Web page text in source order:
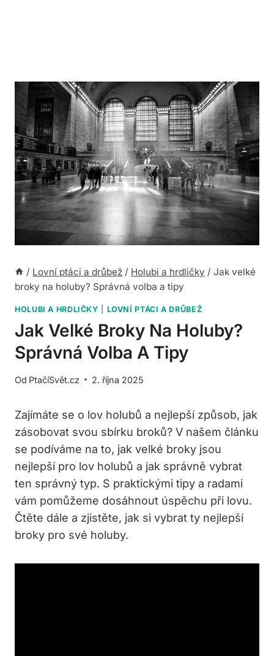
/ Lovní ptáci a drůbež / Holubi a hrdličky / Jak velké
broky na holuby? Správná volba a tipy
HOLUBI A HRDLIČKY LOVNÍ PTÁCI A DRŮBEŽ
Jak Velké Broky Na Holuby?
Správná Volba A Tipy
Od PtačíSvět.cz 2. října 2025
Zajímáte se o‌ lov holubů a nejlepší způsob, jak
zásobovat‌ svou sbírku ‍broků? V ⁤našem článku
se⁣ podíváme na to, ⁢jak velké broky jsou
⁣nejlepší⁢ pro⁣ lov⁢ holubů a⁣ jak správně vybrat
ten správný typ. S praktickými tipy ⁤a ⁤radami
vám pomůžeme dosáhnout​ úspěchu při lovu.
Čtěte dále a zjistěte,‍ jak si vybrat ty nejlepší
‌broky pro své holuby.